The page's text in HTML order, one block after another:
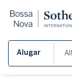
Alugar